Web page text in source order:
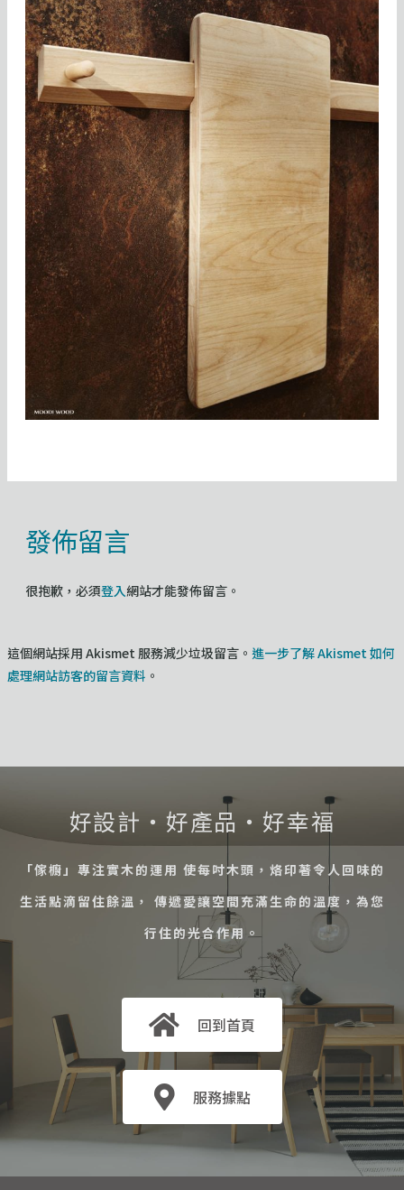
發佈留言
很抱歉，必須登入網站才能發佈留言。
這個網站採用 Akismet 服務減少垃圾留言。 進一步了解 Akismet 如何
處理網站訪客的留言資料 。
好設計・好產品・好幸福
「傢櫥」專注實木的運用 使每吋木頭，烙印著令人回味的
生活點滴留住餘溫， 傳遞愛讓空間充滿生命的溫度，為您
行住的光合作用。
回到首頁
服務據點